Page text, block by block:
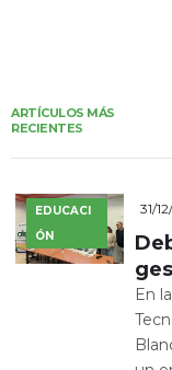
ARTÍCULOS MÁS
RECIENTES
EDUCACI
ÓN
31/
En